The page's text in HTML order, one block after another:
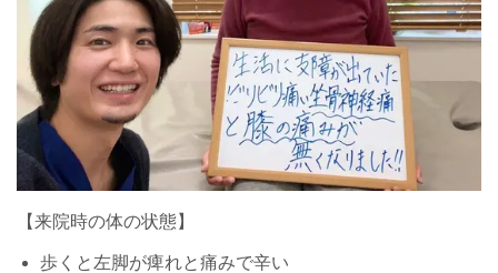
【来院時の体の状態】
歩くと左脚が痺れと痛みで辛い